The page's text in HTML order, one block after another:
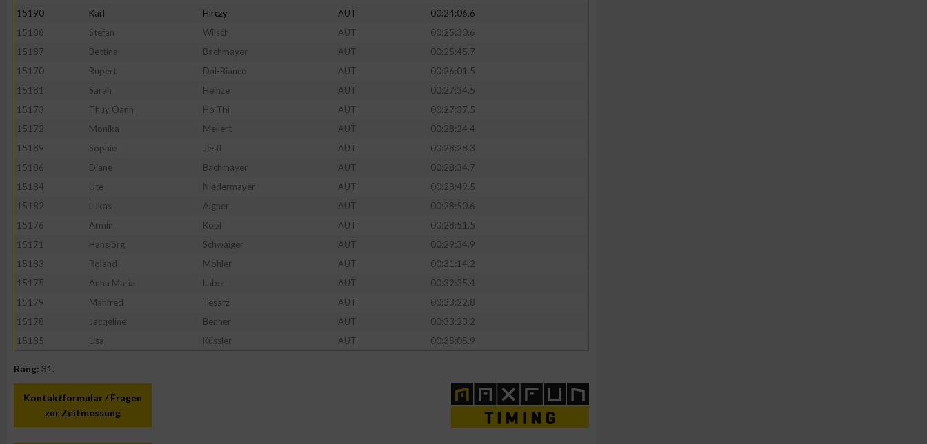
15190
Karl Hirczy AUT
00:24:06.6
15188
Stefan Wilsch AUT
00:25:30.6
15187
Bettina Bachmayer AUT
00:25:45.7
15170
Rupert Dal-Bianco AUT
00:26:01.5
15181
Sarah Heinze AUT
00:27:34.5
15173
Thuy Oanh Ho Thi AUT
00:27:37.5
15172
Monika Mellert AUT
00:28:24.4
15189
Sophie Jestl AUT
00:28:28.3
15186
Diane Bachmayer AUT
00:28:34.7
15184
Ute Niedermayer AUT
00:28:49.5
15182
Lukas Aigner AUT
00:28:50.6
15176
Armin Köpf AUT
00:28:51.5
15171
Hansjörg Schwaiger AUT
00:29:34.9
15183
Roland Mohler AUT
00:31:14.2
15175
Anna Maria Laber AUT
00:32:35.4
15179
Manfred Tesarz AUT
00:33:22.8
15178
Jacqeline Benner AUT
00:33:23.2
15185
Lisa Küssler AUT 00:35:05.9
Rang: 31.
Kontaktformular / Fragen
zur Zeitmessung